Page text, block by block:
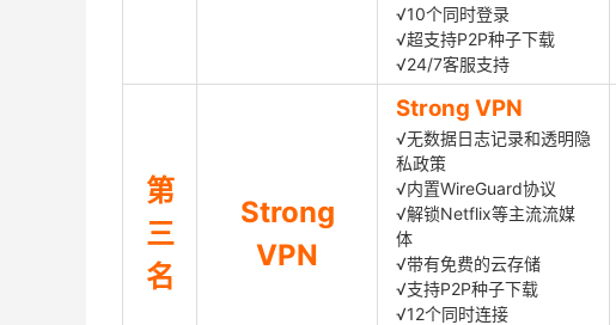
√10个同时登录
√超支持P2P种子下载
√24/7客服支持
第
三
名
Strong
VPN
Strong VPN
√无数据日志记录和透明隐
私政策
√内置WireGuard协议
√解锁Netflix等主流流媒
体
√带有免费的云存储
√支持P2P种子下载
√12个同时连接